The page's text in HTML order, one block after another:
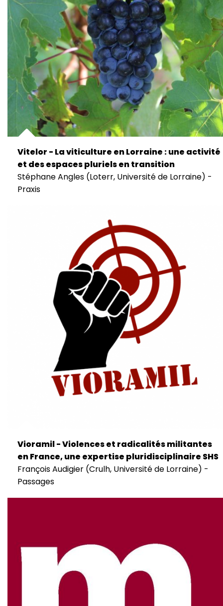
Vitelor - La viticulture en Lorraine : une activité
et des espaces pluriels en transition
Stéphane Angles (Loterr, Université de Lorraine) -
Praxis
Vioramil - Violences et radicalités militantes
en France, une expertise pluridisciplinaire SHS
François Audigier (Crulh, Université de Lorraine) -
Passages